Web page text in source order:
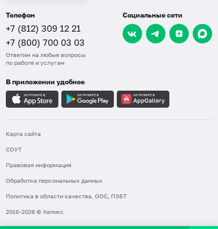
Телефон
+7 (812) 309 12 21
+7 (800) 700 03 03
Ответим на любые вопросы
по работе и услугам
Социальные сети
В приложении удобнее
Карта сайта
СОУТ
Правовая информация
Обработка персональных данных
Политика в области качества, ООС, ПЗБТ
2016-2026 © Хеликс